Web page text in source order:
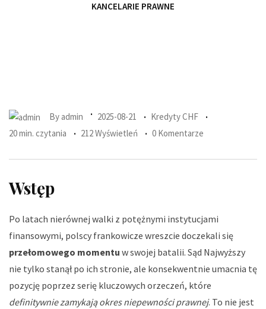
KANCELARIE PRAWNE
By admin 2025-08-21
Kredyty CHF
20 min. czytania
212 Wyświetleń 0 Komentarze
Wstęp
Po latach nierównej walki z potężnymi instytucjami
finansowymi, polscy frankowicze wreszcie doczekali się
przełomowego momentu w swojej batalii. Sąd Najwyższy
nie tylko stanął po ich stronie, ale konsekwentnie umacnia tę
pozycję poprzez serię kluczowych orzeczeń, które
definitywnie zamykają okres niepewności prawnej. To nie jest